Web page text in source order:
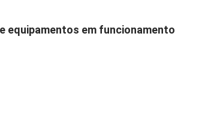
equipamentos em funcionamento